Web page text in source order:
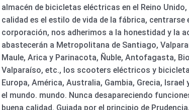
almacén de bicicletas eléctricas en el Reino
calidad es el estilo de vida de la fábrica, centrarse
corporación, nos adherimos a la honestidad y la
abastecerán a Metropolitana de Santiago,
Maule, Arica y Parinacota, Ñuble, Antofagasta,
Valparaíso, etc., los scooters eléctricos y
Europa, América, Australia, Gambia, Grecia,
el mundo. mundo. Nunca desapareciendo
buena calidad. Guiada por el principio de